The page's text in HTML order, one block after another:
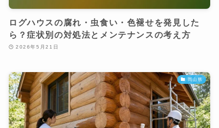
ログハウスの腐れ・虫食い・色褪せを発見した
ら？症状別の対処法とメンテナンスの考え方
2026年5月21日
岡山県